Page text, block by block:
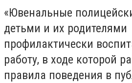
«Ювенальные
детьми и их родителями
профилактически
работу, в ходе которой
правила поведения в